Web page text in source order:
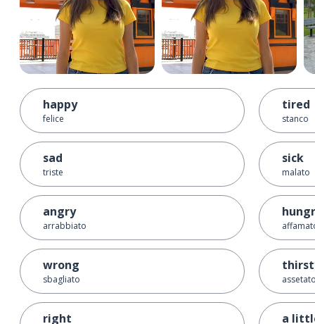
happy
felice
sad
triste
angry
arrabbiato
wrong
sbagliato
right
tired
stanco
sick
malato
a